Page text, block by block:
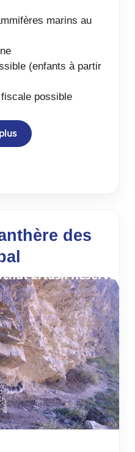
marins au
(enfants à partir
possible
des